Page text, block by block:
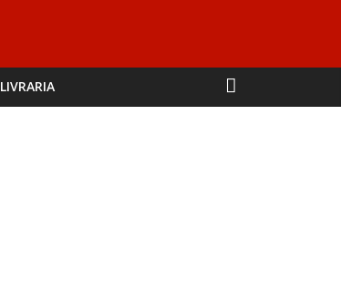
LIVRARIA